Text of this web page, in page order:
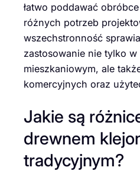
łatwo poddawać
różnych potrzeb
wszechstronność
zastosowanie nie tylko
mieszkaniowym, ale
komercyjnych oraz
Jakie są
drewnem
tradycyjnym?